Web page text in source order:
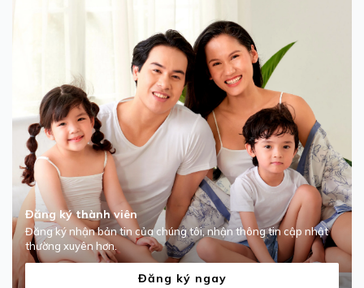
Đăng ký thành viên
Đăng ký nhận bản tin của chúng tôi, nhận thông tin cập nhật
thường xuyên hơn.
Đăng ký ngay